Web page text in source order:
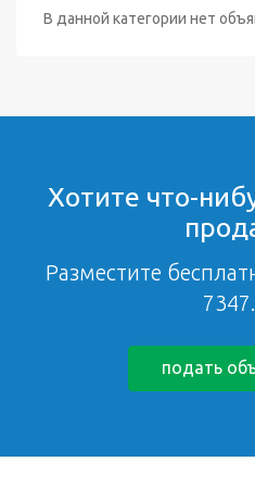
В данной категории нет
Хотите что-
Разместите
подать